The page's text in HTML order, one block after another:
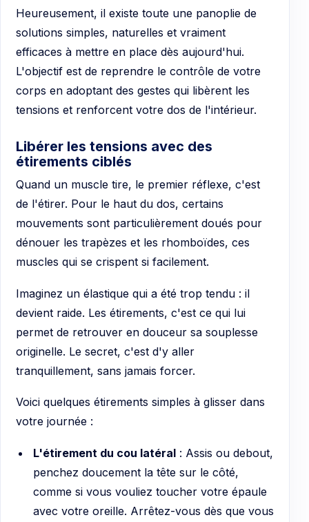
Heureusement, il existe toute une panoplie de
solutions simples, naturelles et vraiment
efficaces à mettre en place dès aujourd'hui.
L'objectif est de reprendre le contrôle de votre
corps en adoptant des gestes qui libèrent les
tensions et renforcent votre dos de l'intérieur.
Libérer les tensions avec des
étirements ciblés
Quand un muscle tire, le premier réflexe, c'est
de l'étirer. Pour le haut du dos, certains
mouvements sont particulièrement doués pour
dénouer les trapèzes et les rhomboïdes, ces
muscles qui se crispent si facilement.
Imaginez un élastique qui a été trop tendu : il
devient raide. Les étirements, c'est ce qui lui
permet de retrouver en douceur sa souplesse
originelle. Le secret, c'est d'y aller
tranquillement, sans jamais forcer.
Voici quelques étirements simples à glisser dans
votre journée :
L'étirement du cou latéral: Assis ou debout,
penchez doucement la tête sur le côté,
comme si vous vouliez toucher votre épaule
avec votre oreille. Arrêtez-vous dès que vous